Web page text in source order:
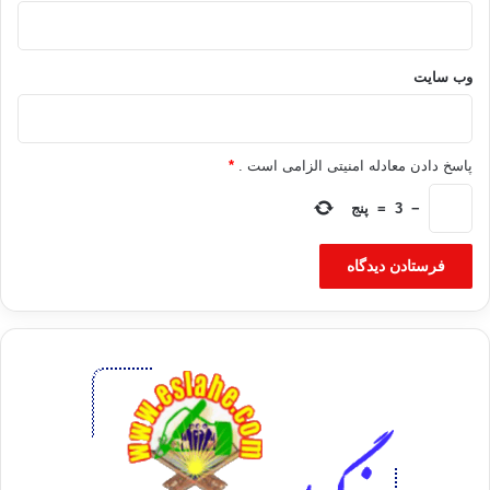
وب‌ سایت
پاسخ دادن معادله امنیتی الزامی است . *
−
3
= پنج